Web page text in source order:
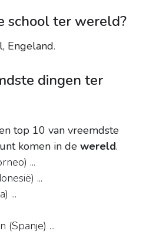
school ter wereld?
Engeland.
dingen ter
top 10 van vreemdste
komen in de wereld.
...
...
...
(Spanje) ...